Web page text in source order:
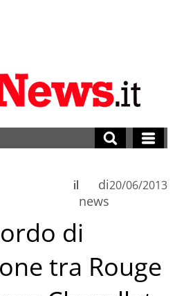
di
news
il 20/06/2013
di
tra Rouge